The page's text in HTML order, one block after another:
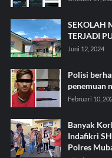
SEKOLAH
TERJADI
Juni 12, 2024
Polisi
penemuan
Februari 10,
Banyak
Indafikri
Polres